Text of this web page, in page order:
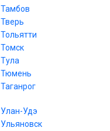
Тамбов
Тверь
Тольятти
Томск
Тула
Тюмень
Таганрог
Улан-Удэ
Ульяновск